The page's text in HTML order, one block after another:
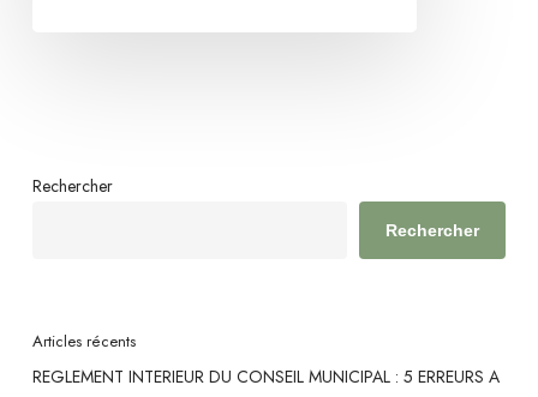
un
Rechercher
Rechercher
Articles récents
REGLEMENT INTERIEUR DU CONSEIL MUNICIPAL : 5 ERREURS A